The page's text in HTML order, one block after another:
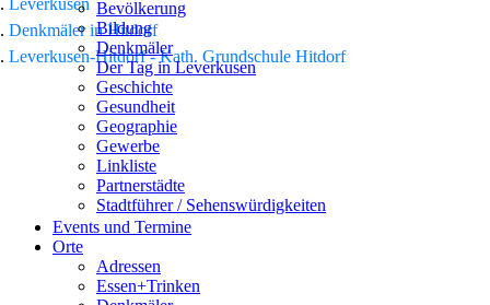
Bevölkerung
Bildung
Denkmäler
Der Tag in Leverkusen
Geschichte
Gesundheit
Geographie
Gewerbe
Linkliste
Partnerstädte
Stadtführer / Sehenswürdigkeiten
Stadtplan
Sport
Who is who
Events und Termine
Orte
Adressen
Essen+Trinken
Leverkusen
Denkmäler in Hitdorf
Leverkusen-Hitdorf - Kath. Grundschule Hitdorf